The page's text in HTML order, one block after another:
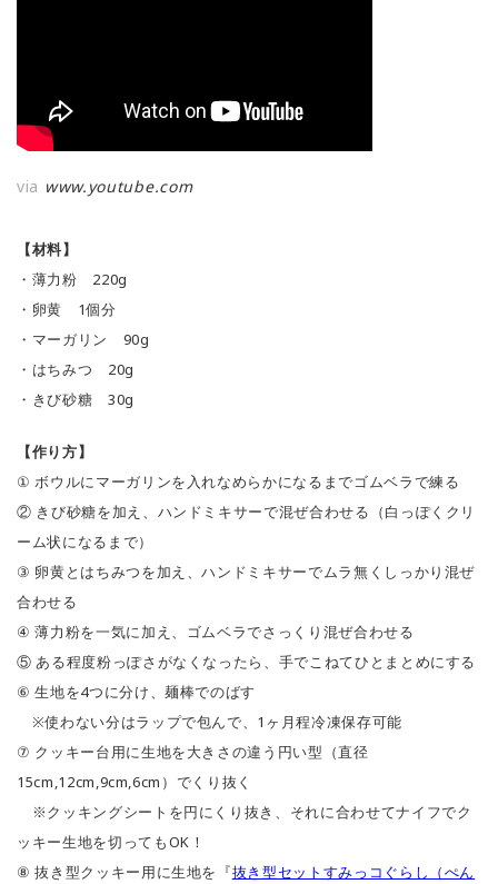
via www.youtube.com
【材料】
・薄力粉 220g
・卵黄 1個分
・マーガリン 90g
・はちみつ 20g
・きび砂糖 30g
【作り方】
① ボウルにマーガリンを入れなめらかになるまでゴムベラで練る
② きび砂糖を加え、ハンドミキサーで混ぜ合わせる（白っぽくクリ
ーム状になるまで）
③ 卵黄とはちみつを加え、ハンドミキサーでムラ無くしっかり混ぜ
合わせる
④ 薄力粉を一気に加え、ゴムベラでさっくり混ぜ合わせる
⑤ ある程度粉っぽさがなくなったら、手でこねてひとまとめにする
⑥ 生地を4つに分け、麺棒でのばす
※使わない分はラップで包んで、1ヶ月程冷凍保存可能
⑦ クッキー台用に生地を大きさの違う円い型（直径
15cm,12cm,9cm,6cm）でくり抜く
※クッキングシートを円にくり抜き、それに合わせてナイフでク
ッキー生地を切ってもOK！
⑧ 抜き型クッキー用に生地を『抜き型セットすみっコぐらし（ぺん